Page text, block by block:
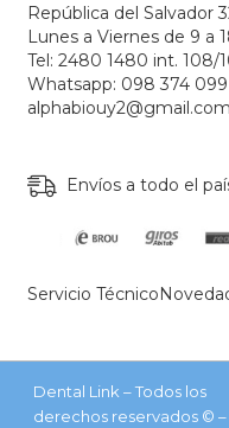
República del Salvador
Lunes a Viernes de 9 a
Tel: 2480 1480 int. 108/
Whatsapp: 098 374 099
alphabiouy2@gmail.com
Envíos a todo el
Servicio Técnico
Dental Link – Todos los
derechos reservados © –